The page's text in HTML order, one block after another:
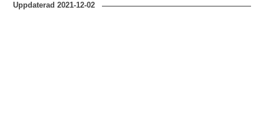
Uppdaterad2021-12-02